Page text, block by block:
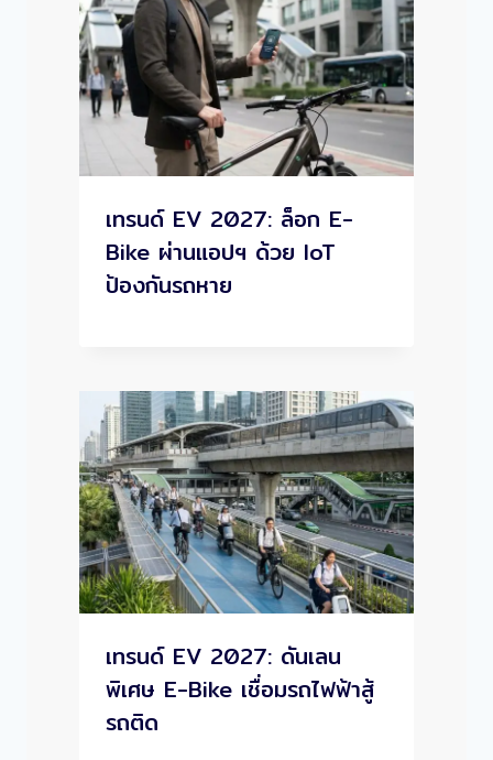
เทรนด์ EV 2027: ล็อก E-
Bike ผ่านแอปฯ ด้วย IoT
ป้องกันรถหาย
เทรนด์ EV 2027: ดันเลน
พิเศษ E-Bike เชื่อมรถไฟฟ้าสู้
รถติด